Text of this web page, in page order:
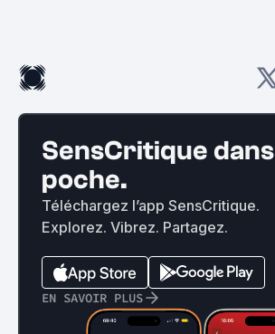
SensCritique
poche.
Téléchargez l’app SensCritique.
Explorez. Vibrez. Partagez.
EN SAVOIR PLUS